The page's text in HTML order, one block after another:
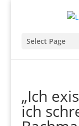
Select Page
„Ich
ich